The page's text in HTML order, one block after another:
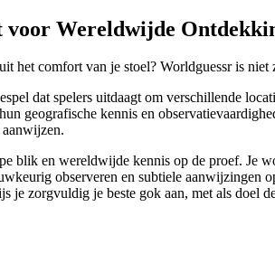
voor Wereldwijde
het comfort van je stoel? Worldguessr is
dat spelers uitdaagt om verschillende
geografische kennis en
blik en wereldwijde kennis op de proef. Je
observeren en subtiele
je zorgvuldig je beste gok aan, met als